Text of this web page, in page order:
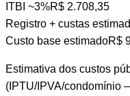
ITBI ~3%R$ 2.708,35
Registro + custas
Custo base estimadoR$
Estimativa dos custos
(IPTU/IPVA/condomínio